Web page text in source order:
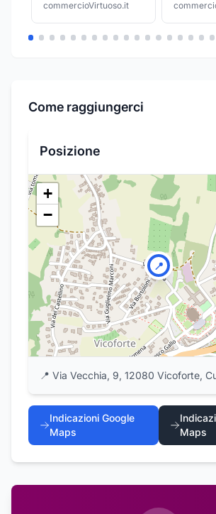
commercioVirtuoso.it
Come raggiungerci
Posizione
📍
+
−
📍 Via Vecchia, 9, 12080 Vicoforte,
Indicazioni Google
Maps
Maps